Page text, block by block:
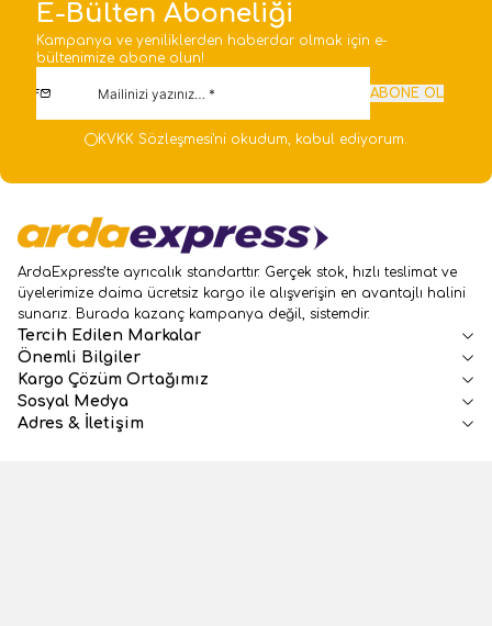
E-Bülten Aboneliği
Kampanya ve yeniliklerden haberdar olmak için e-
bültenimize abone olun!
ABONE OL
KVKK Sözleşmesi'ni okudum, kabul ediyorum.
ArdaExpress’te ayrıcalık standarttır. Gerçek stok, hızlı teslimat ve
üyelerimize daima ücretsiz kargo ile alışverişin en avantajlı halini
sunarız. Burada kazanç kampanya değil, sistemdir.
Tercih Edilen Markalar
Önemli Bilgiler
Kargo Çözüm Ortağımız
Sosyal Medya
Adres & İletişim